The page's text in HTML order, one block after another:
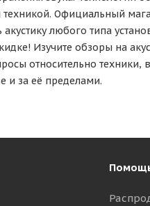
техникой. Официальный
акустику любого типа
Изучите обзоры на
относительно
и за её пределами.